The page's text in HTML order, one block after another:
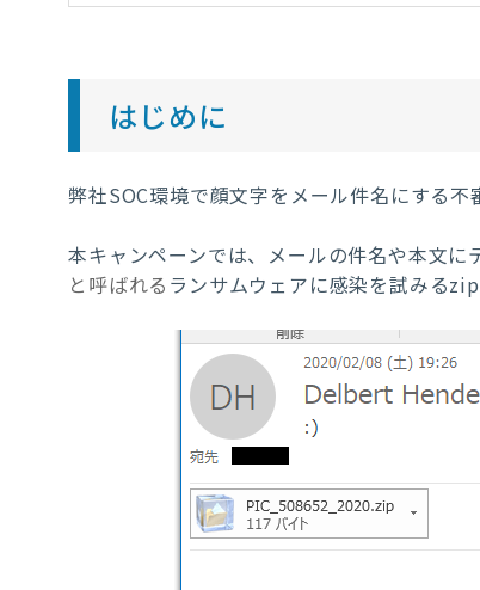
はじめに
弊社SOC環境で顔文字をメール件名にする不
本キャンペーンでは、メールの件名や本文に
と呼ばれる ランサムウェアに感染を試みるzip